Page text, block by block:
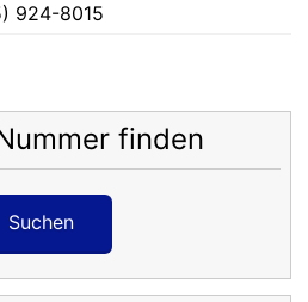
924-8015
finden
Suchen